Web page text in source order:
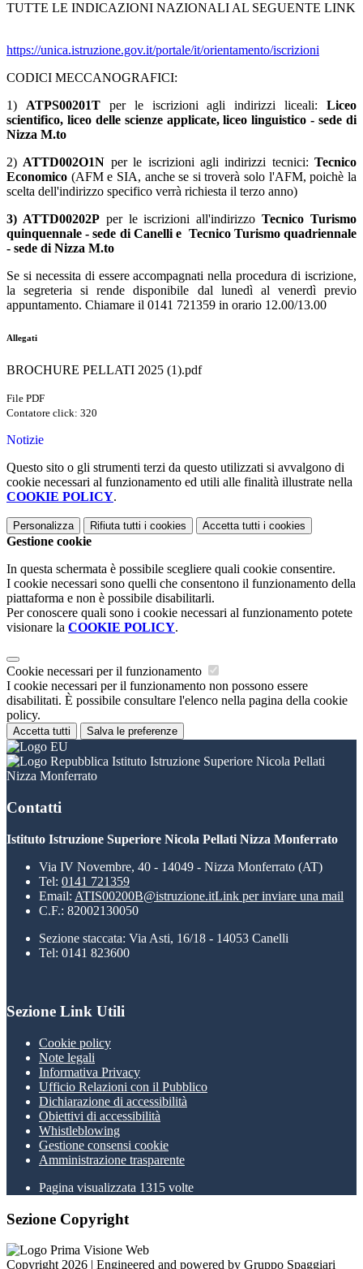
TUTTE LE INDICAZIONI NAZIONALI AL SEGUENTE LINK
https://unica.istruzione.gov.it/portale/it/orientamento/iscrizioni
CODICI MECCANOGRAFICI:
1) ATPS00201T per le iscrizioni agli indirizzi liceali: Liceo
scientifico, liceo delle scienze applicate, liceo linguistico - sede di
Nizza M.to
2) ATTD002O1N per le iscrizioni agli indirizzi tecnici: Tecnico
Economico (AFM e SIA, anche se si troverà solo l'AFM, poichè la
scelta dell'indirizzo specifico verrà richiesta il terzo anno)
3) ATTD00202P per le iscrizioni all'indirizzoTecnico Turismo
quinquennale - sede di Canelli e Tecnico Turismo quadriennale
- sede di Nizza M.to
Se si necessita di essere accompagnati nella procedura di iscrizione,
la segreteria si rende disponibile dal lunedì al venerdì previo
appuntamento. Chiamare il 0141 721359 in orario 12.00/13.00
Allegati
BROCHURE PELLATI 2025 (1).pdf
File PDF
Contatore click: 320
Notizie
Questo sito o gli strumenti terzi da questo utilizzati si avvalgono di
cookie necessari al funzionamento ed utili alle finalità illustrate nella
COOKIE POLICY.
Personalizza Rifiuta tutti i cookies Accetta tutti i cookies
Gestione cookie
In questa schermata è possibile scegliere quali cookie consentire.
I cookie necessari sono quelli che consentono il funzionamento della
piattaforma e non è possibile disabilitarli.
Per conoscere quali sono i cookie necessari al funzionamento potete
visionare la COOKIE POLICY.
Cookie necessari per il funzionamento
I cookie necessari per il funzionamento non possono essere
disabilitati. È possibile consultare l'elenco nella pagina della cookie
policy.
Accetta tutti Salva le preferenze
Istituto Istruzione Superiore Nicola Pellati
Nizza Monferrato
Contatti
Istituto Istruzione Superiore Nicola Pellati Nizza Monferrato
Via IV Novembre, 40 - 14049 - Nizza Monferrato (AT)
Tel: 0141 721359
Email: ATIS00200B@istruzione.itLink per inviare una mail
C.F.: 82002130050
Sezione staccata: Via Asti, 16/18 - 14053 Canelli
Tel: 0141 823600
Sezione Link Utili
Cookie policy
Note legali
Informativa Privacy
Ufficio Relazioni con il Pubblico
Dichiarazione di accessibilità
Obiettivi di accessibilità
Whistleblowing
Gestione consensi cookie
Amministrazione trasparente
Pagina visualizzata 1315 volte
Sezione Copyright
Copyright 2026 | Engineered and powered by Gruppo Spaggiari